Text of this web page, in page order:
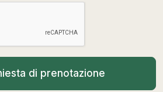
di prenotazione